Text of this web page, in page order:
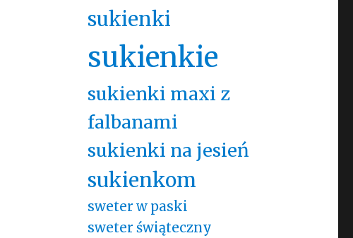
sukienki
sukienkie
sukienki maxi z
falbanami
sukienki na jesień
sukienkom
sweter w paski
sweter świąteczny